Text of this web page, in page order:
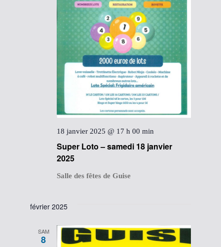
Super Loto – samedi 18 janvier
2025
18 janvier 2025 @ 17 h 00 min
Salle des fêtes de Guise
février 2025
SAM
8